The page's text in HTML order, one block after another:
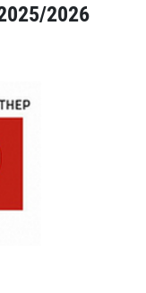
2026